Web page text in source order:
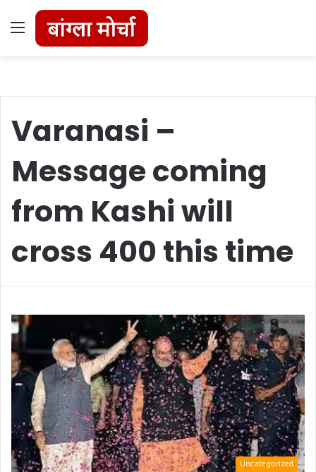
Menu
Varanasi –
Message coming
from Kashi will
cross 400 this time
Uncategorized